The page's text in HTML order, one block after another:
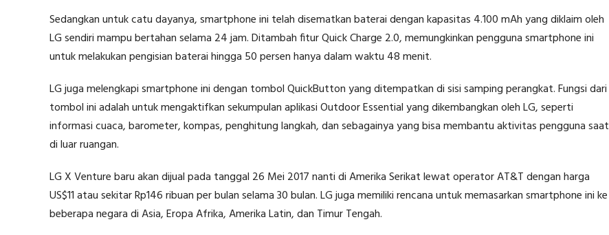
Sedangkan untuk catu dayanya, smartphone ini telah disematkan baterai dengan kapasitas 4.100 mAh yang diklaim oleh
LG sendiri mampu bertahan selama 24 jam. Ditambah fitur Quick Charge 2.0, memungkinkan pengguna smartphone ini
untuk melakukan pengisian baterai hingga 50 persen hanya dalam waktu 48 menit.
LG juga melengkapi smartphone ini dengan tombol QuickButton yang ditempatkan di sisi samping perangkat. Fungsi dari
tombol ini adalah untuk mengaktifkan sekumpulan aplikasi Outdoor Essential yang dikembangkan oleh LG, seperti
informasi cuaca, barometer, kompas, penghitung langkah, dan sebagainya yang bisa membantu aktivitas pengguna saat
di luar ruangan.
LG X Venture baru akan dijual pada tanggal 26 Mei 2017 nanti di Amerika Serikat lewat operator AT&T dengan harga
US$11 atau sekitar Rp146 ribuan per bulan selama 30 bulan. LG juga memiliki rencana untuk memasarkan smartphone ini ke
beberapa negara di Asia, Eropa Afrika, Amerika Latin, dan Timur Tengah.